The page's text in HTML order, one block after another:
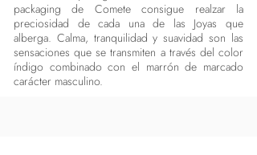
packaging de Comete consigue realzar la
preciosidad de cada una de las Joyas que
alberga. Calma, tranquilidad y suavidad son las
sensaciones que se transmiten a través del color
índigo combinado con el marrón de marcado
carácter masculino.